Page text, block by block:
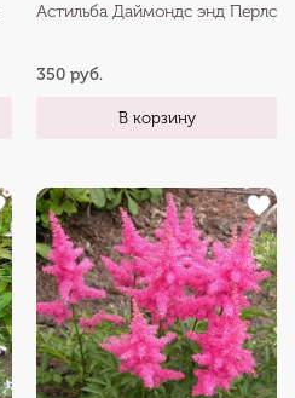
Астильба Даймондс энд Перлс
350 руб.
В корзину